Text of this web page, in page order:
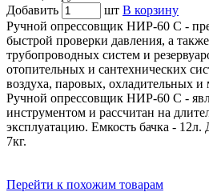
Добавить
шт В корзину
Ручной опрессовщик НИР-60 С -
быстрой проверки давления, а
трубопроводных систем и
отопительных и сантехнических
воздуха, паровых, охладительных и
Ручной опрессовщик НИР-60 С -
инструментом и рассчитан на
эксплуатацию. Емкость бачка -
7кг.
Перейти к похожим товарам